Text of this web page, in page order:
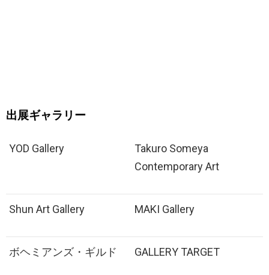
出展ギャラリー
YOD Gallery
Takuro Someya
Contemporary Art
Shun Art Gallery MAKI Gallery
ボヘミアンズ・ギルド GALLERY TARGET